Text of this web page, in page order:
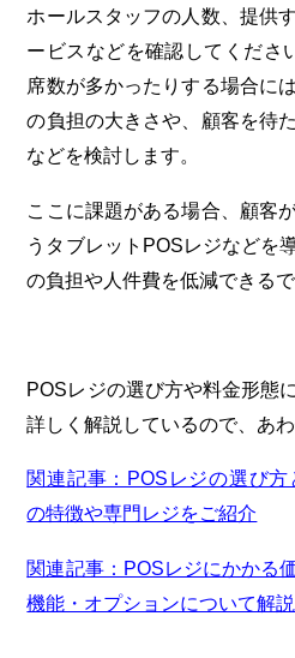
ホールスタッフの人数、提供
ービスなどを確認してくださ
席数が多かったりする場合に
の負担の大きさや、顧客を待
などを検討します。
ここに課題がある場合、顧客
うタブレットPOSレジなどを
の負担や人件費を低減できるで
POSレジの選び方や料金形態
詳しく解説しているので、あ
関連記事：POSレジの選び
の特徴や専門レジをご紹介
関連記事：POSレジにかかる
機能・オプションについて解